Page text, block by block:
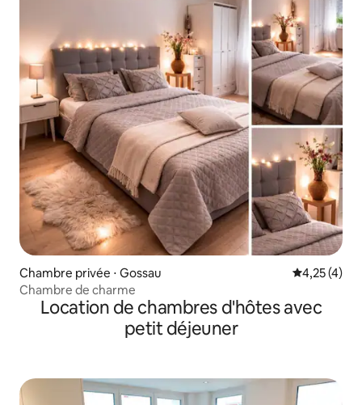
Chambre privée ⋅ Gossau Évaluation
4,25 (4)
Chambre de charme
Location de chambres d'hôtes avec
petit déjeuner